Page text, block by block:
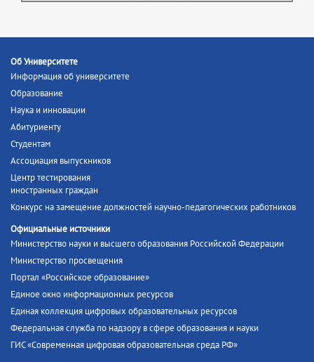
Об Университете
Информация об университете
Образование
Наука и инновации
Абитуриенту
Студентам
Ассоциация выпускников
Центр тестирования
иностранных граждан
Конкурс на замещение должностей научно-педагогических работников
Официальные источники
Министерство науки и высшего образования Российской Федерации
Министерство просвещения
Портал «Российское образование»
Единое окно информационных ресурсов
Единая коллекция цифровых образовательных ресурсов
Федеральная служба по надзору в сфере образования и науки
ГИС «Современная цифровая образовательная среда РФ»